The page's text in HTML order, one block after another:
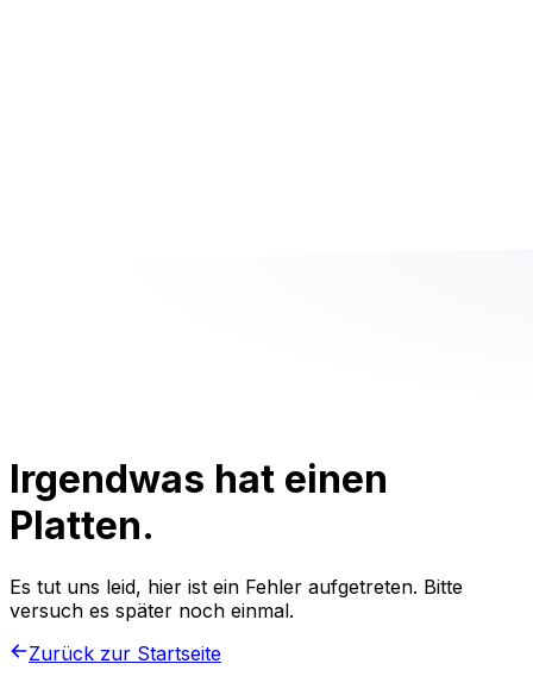
Irgendwas hat einen
Platten.
Es tut uns leid, hier ist ein Fehler aufgetreten. Bitte
versuch es später noch einmal.
Zurück zur Startseite